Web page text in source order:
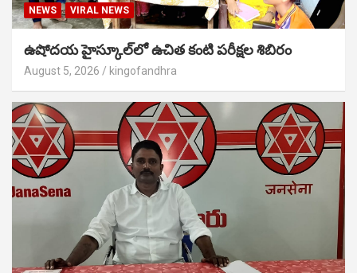
NEWS VIRAL NEWS
ఉషోదయ హైస్కూల్‌లో ఉచిత కంటి పరీక్షల శిబిరం
August 5, 2026 kingofandhra